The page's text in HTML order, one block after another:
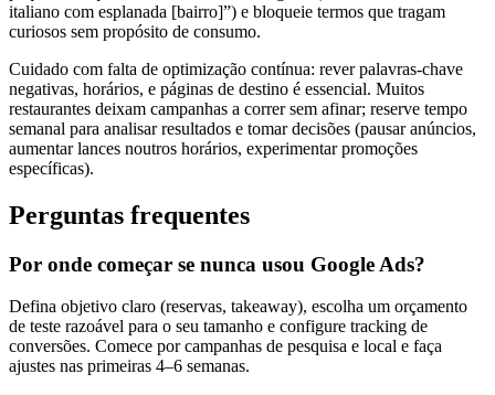
italiano com esplanada [bairro]”) e bloqueie termos que tragam
curiosos sem propósito de consumo.
Cuidado com falta de optimização contínua: rever palavras-chave
negativas, horários, e páginas de destino é essencial. Muitos
restaurantes deixam campanhas a correr sem afinar; reserve tempo
semanal para analisar resultados e tomar decisões (pausar anúncios,
aumentar lances noutros horários, experimentar promoções
específicas).
Perguntas frequentes
Por onde começar se nunca usou Google Ads?
Defina objetivo claro (reservas, takeaway), escolha um orçamento
de teste razoável para o seu tamanho e configure tracking de
conversões. Comece por campanhas de pesquisa e local e faça
ajustes nas primeiras 4–6 semanas.